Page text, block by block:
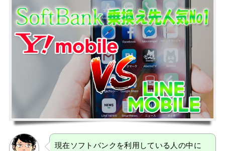
現在ソフトバンクを利用している人の中に